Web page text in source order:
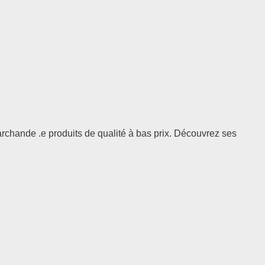
.e produits de qualité à bas prix. Découvrez ses